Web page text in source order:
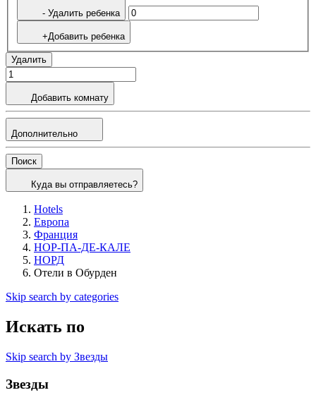
- Удалить ребенка
+Добавить ребенка
Удалить
Добавить комнату
Дополнительно
Поиск
Куда вы отправляетесь?
Hotels
Европа
Франция
НОР-ПА-ДЕ-КАЛЕ
НОРД
Отели в Обурден
Skip search by categories
Искать по
Skip search by Звезды
Звезды